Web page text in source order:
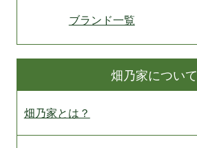
ブランド一覧
畑乃家について
畑乃家とは？